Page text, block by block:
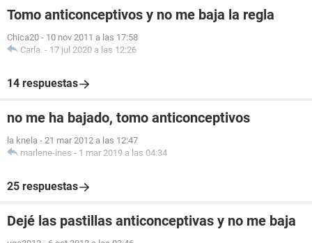
Tomo anticonceptivos y no me baja la regla
Chica20 - 10 nov 2011 a las 17:58
Carla. - 17 jul 2020 a las 12:26
14 respuestas
no me ha bajado, tomo anticonceptivos
la knela - 21 mar 2012 a las 12:47
marlene-ines - 1 mar 2019 a las 04:34
25 respuestas
Dejé las pastillas anticonceptivas y no me baja